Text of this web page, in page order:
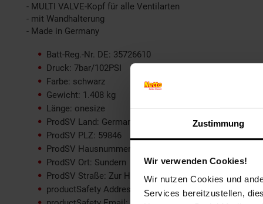
Zustimmung
Wir verwenden Cookies!
Wir nutzen Cookies und
Services bereitzustellen,
- MULTI VALVE-Kopf für alle Ventilarten
- mit Wandhalterung
- Made in Germany
Batt-Reg.-Nr. DE: 35726610
Druck: 7bar/102PSI
Farbe: schwarz
Gewicht: 1.408 kg
Länge: onesize
ProdSV Land: Germany
ProdSV PLZ: 59846
ProdSV Hausnummer: 4
ProdSV Ort: Sundern
ProdSV Straße: Zur Hubertushalle
productSafety Address: Zur Hubertushalle 4 DE 59846